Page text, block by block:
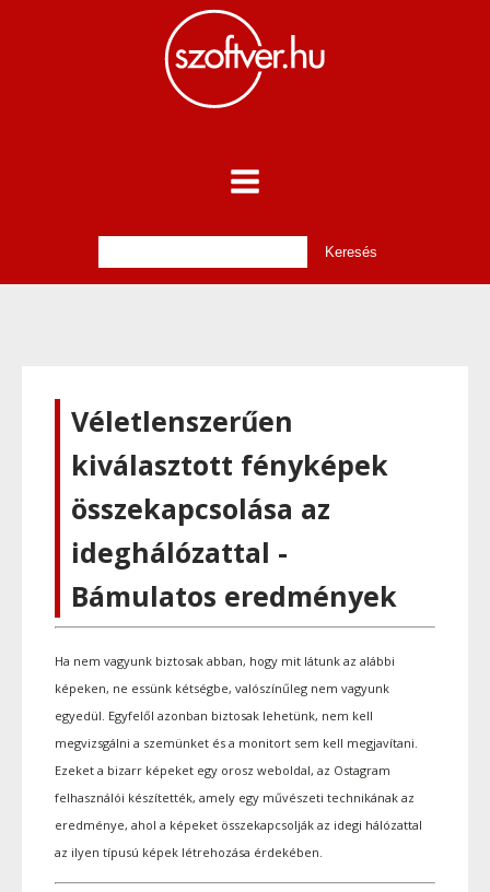
Véletlenszerűen
kiválasztott fényképek
összekapcsolása az
ideghálózattal -
Bámulatos eredmények
Ha nem vagyunk biztosak abban, hogy mit látunk az alábbi
képeken, ne essünk kétségbe, valószínűleg nem vagyunk
egyedül. Egyfelől azonban biztosak lehetünk, nem kell
megvizsgálni a szemünket és a monitort sem kell megjavítani.
Ezeket a bizarr képeket egy orosz weboldal, az Ostagram
felhasználói készítették, amely egy művészeti technikának az
eredménye, ahol a képeket összekapcsolják az idegi hálózattal
az ilyen típusú képek létrehozása érdekében.